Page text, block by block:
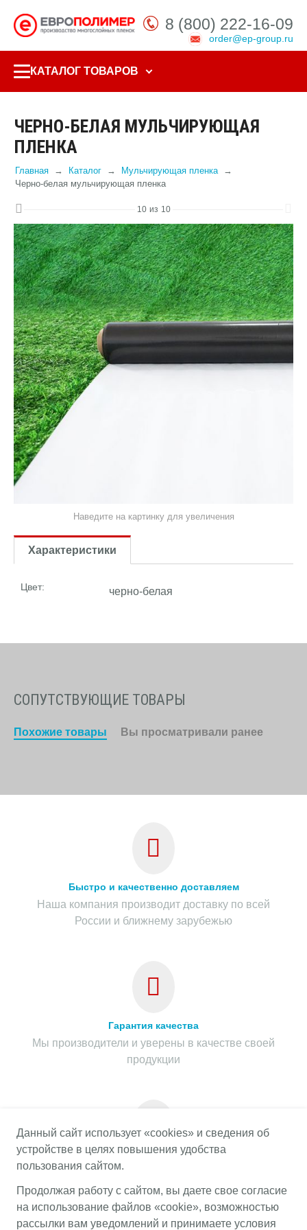
8 (800) 222-16-09
order@ep-group.ru
КАТАЛОГ ТОВАРОВ
ЧЕРНО-БЕЛАЯ МУЛЬЧИРУЮЩАЯ
ПЛЕНКА
Главная Каталог
Мульчирующая пленка
Черно-белая мульчирующая пленка
10 из 10
Наведите на картинку для увеличения
Характеристики
Цвет: черно-белая
СОПУТСТВУЮЩИЕ ТОВАРЫ
Похожие товары Вы просматривали ранее
Быстро и качественно доставляем
Наша компания производит доставку по всей
России и ближнему зарубежью
Гарантия качества
Мы производители и уверены в качестве своей
продукции
Гарантия на весь срок службы
продукции при соблюдении правил эксплуатации
Данный сайт использует «cookies» и сведения об
устройстве в целях повышения удобства
пользования сайтом.
Продолжая работу с сайтом, вы даете свое согласие
на использование файлов «cookie», возможностью
рассылки вам уведомлений и принимаете условия